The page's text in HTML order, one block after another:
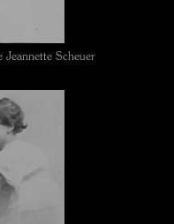
Jeannette Scheuer